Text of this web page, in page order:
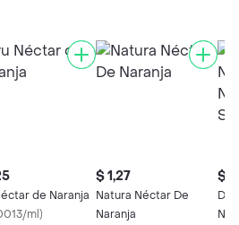
de Naranja
ml)
$ 1,27
Natura Néctar De
Naranja
$
Del